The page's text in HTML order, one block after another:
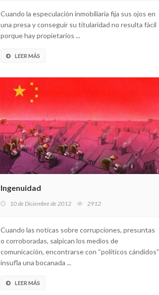
Cuando la especulación inmobiliaria fija sus ojos en
una presa y conseguir su titularidad no resulta fácil
porque hay propietarios ...
LEER MÁS
Ingenuidad
10 de Diciembre de 2012 2912
Cuando las noticas sobre corrupciones, presuntas
o corroboradas, salpican los medios de
comunicación, encontrarse con “políticos cándidos”
insufla una bocanada ...
LEER MÁS